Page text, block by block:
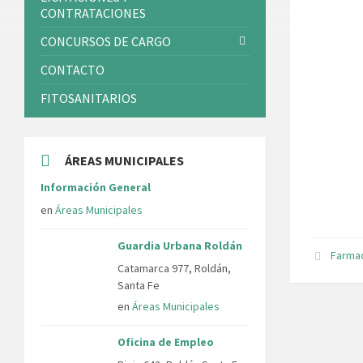
CONTRATACIONES
CONCURSOS DE CARGO
CONTACTO
FITOSANITARIOS
ÁREAS MUNICIPALES
Información General
en Áreas Municipales
Guardia Urbana Roldán
Catamarca 977, Roldán,
Santa Fe
en Áreas Municipales
Oficina de Empleo